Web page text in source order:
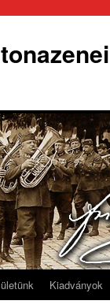
Kiadványok